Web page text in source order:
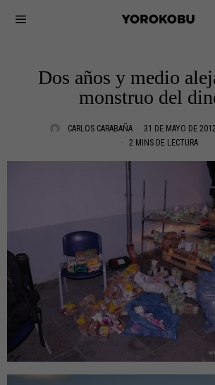
Dos años y medio
monstruo del
CARLOS CARABAÑA 31 DE MAYO DE 2012
2 MINS DE LECTURA